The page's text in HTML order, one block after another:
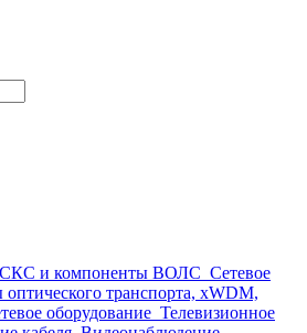
СКС и компоненты ВОЛС Сетевое
транспорта, xWDM,
оборудование Телевизионное